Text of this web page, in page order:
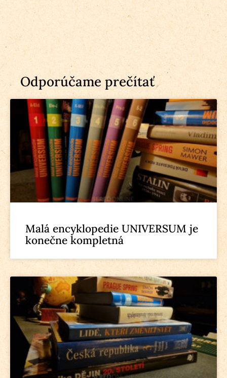
Odporúčame prečítať
Malá encyklopedie UNIVERSUM je
konečne kompletná